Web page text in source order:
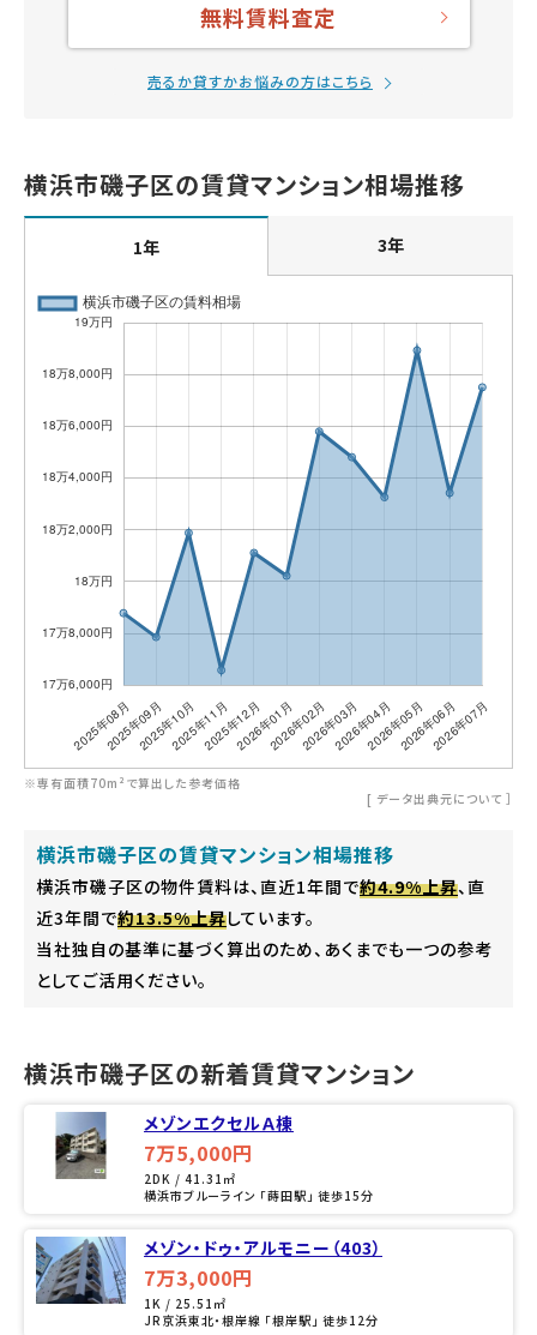
無料賃料査定
売るか貸すかお悩みの方はこちら
横浜市磯子区の賃貸マンション相場推移
1年 3年
※専有面積70m²で算出した参考価格
[ データ出典元について ］
横浜市磯子区の賃貸マンション相場推移
横浜市磯子区の物件賃料は、直近1年間で約4.9%上昇、直
近3年間で約13.5%上昇しています。
当社独自の基準に基づく算出のため、あくまでも一つの参考
としてご活用ください。
横浜市磯子区の新着賃貸マンション
メゾンエクセルＡ棟
7万5,000円
2DK / 41.31㎡
横浜市ブルーライン 「蒔田駅」 徒歩15分
メゾン・ドゥ・アルモニー（403）
7万3,000円
1K / 25.51㎡
JR京浜東北・根岸線 「根岸駅」 徒歩12分